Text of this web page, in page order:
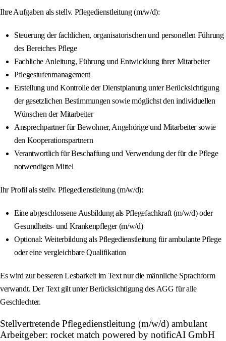
Ihre Aufgaben als stellv. Pflegedienstleitung (m/w/d):
Steuerung der fachlichen, organisatorischen und personellen Führung
des Bereiches Pflege
Fachliche Anleitung, Führung und Entwicklung ihrer Mitarbeiter
Pflegestufenmanagement
Erstellung und Kontrolle der Dienstplanung unter Berücksichtigung
der gesetzlichen Bestimmungen sowie möglichst den individuellen
Wünschen der Mitarbeiter
Ansprechpartner für Bewohner, Angehörige und Mitarbeiter sowie
den Kooperationspartnern
Verantwortlich für Beschaffung und Verwendung der für die Pflege
notwendigen Mittel
Ihr Profil als stellv. Pflegedienstleitung (m/w/d):
Eine abgeschlossene Ausbildung als Pflegefachkraft (m/w/d) oder
Gesundheits- und Krankenpfleger (m/w/d)
Optional: Weiterbildung als Pflegedienstleitung für ambulante Pflege
oder eine vergleichbare Qualifikation
Es wird zur besseren Lesbarkeit im Text nur die männliche Sprachform
verwandt. Der Text gilt unter Berücksichtigung des AGG für alle
Geschlechter.
Stellvertretende Pflegedienstleitung (m/w/d) ambulant
Arbeitgeber: rocket match powered by notificAI GmbH